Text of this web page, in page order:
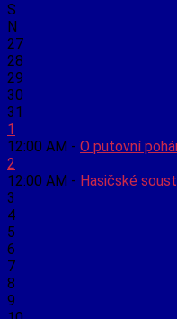
S
N
27
28
29
30
31
1
12:00 AM - O putovní
2
12:00 AM - Hasičské
3
4
5
6
7
8
9